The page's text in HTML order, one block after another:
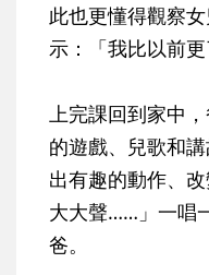
此也更懂得觀察
示：「我比以前
上完課回到家中
的遊戲、兒歌和
出有趣的動作、
大大聲……」一唱
爸。